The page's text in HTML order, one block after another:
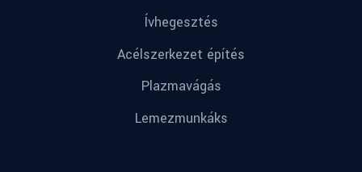
Ívhegesztés
Acélszerkezet építés
Plazmavágás
Lemezmunkáks